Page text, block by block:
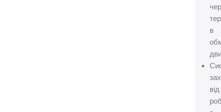
в
від